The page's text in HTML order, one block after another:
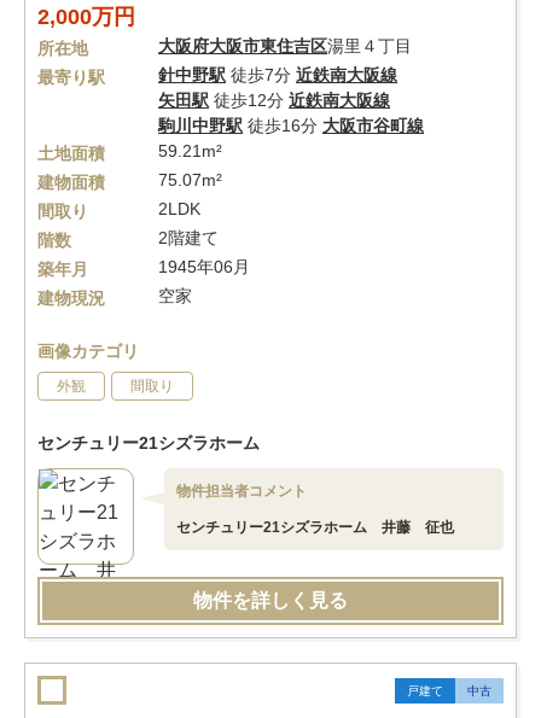
2,000万円
所在地 大阪府大阪市東住吉区湯里４丁目
最寄り駅
針中野駅 徒歩7分 近鉄南大阪線
矢田駅 徒歩12分 近鉄南大阪線
駒川中野駅 徒歩16分 大阪市谷町線
土地面積
59.21m²
建物面積
75.07m²
間取り
2LDK
階数
2階建て
築年月
1945年06月
建物現況
空家
画像カテゴリ
外観 間取り
センチュリー21シズラホーム
物件担当者コメント
センチュリー21シズラホーム 井藤 征也
物件を詳しく見る
戸建て 中古